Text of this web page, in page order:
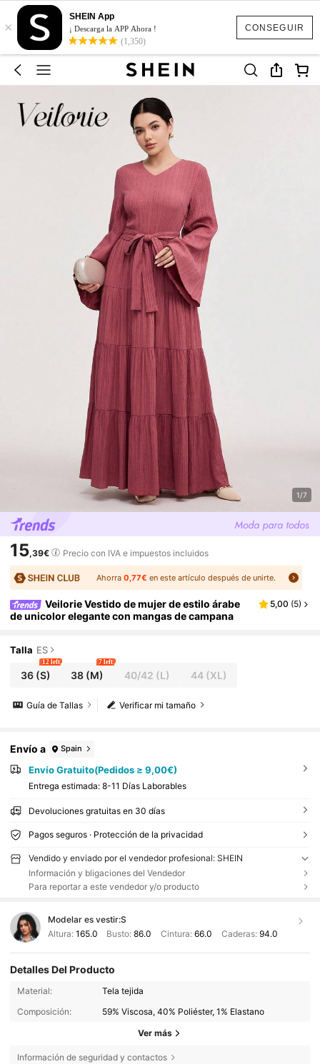
CONSEGUIR
×
SHEIN App
¡ Descarga la APP Ahora !
(1,350)
1/7
15,39€ Precio con IVA e impuestos incluidos
Ahorra0,77€ en este artículo después de unirte.
Veilorie Vestido de mujer de estilo árabe
de unicolor elegante con mangas de campana
5,00 (5)
Talla ES
36(S)
12 left
38 (M)
7 left
40/42 (L) 44(XL)
Verificar mi tamaño
Guía de Tallas
Envío a Spain
Envío Gratuito(Pedidos ≥ 9,00€)
Entrega estimada: 8-11 Días Laborables
Devoluciones gratuitas en 30 días
Pagos seguros · Protección de la privacidad
Vendido y enviado por el vendedor profesional: SHEIN
Información y bligaciones del Vendedor
Para reportar a este vendedor y/o producto
Modelar es vestir:S
Altura: 165.0 Busto:86.0 Cintura: 66.0 Caderas: 94.0
Detalles Del Producto
Material:
Tela tejida
Composición:
59% Viscosa, 40% Poliéster, 1% Elastano
Ver más
Información de seguridad y contactos